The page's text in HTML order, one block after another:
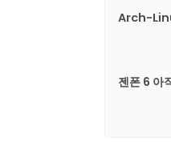
Arch-
젠폰 6 아